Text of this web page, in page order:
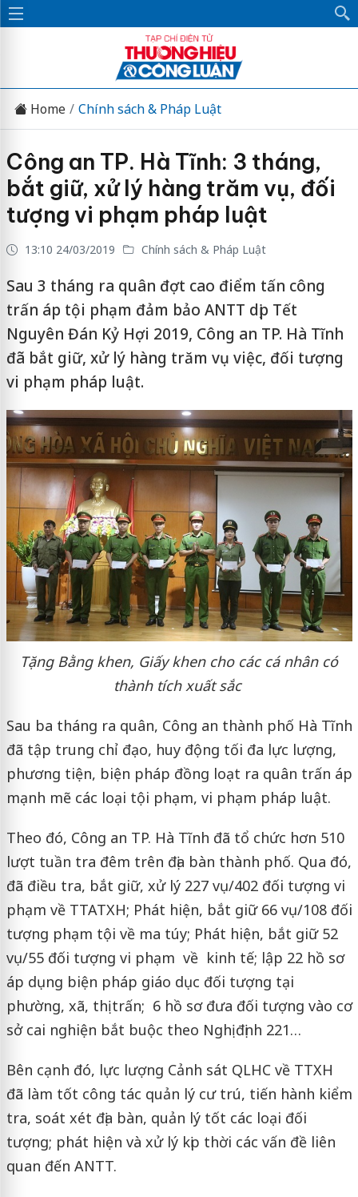
Home Chính sách & Pháp Luật
Công an TP. Hà Tĩnh: 3 tháng,
bắt giữ, xử lý hàng trăm vụ, đối
tượng vi phạm pháp luật
13:10 24/03/2019 Chính sách & Pháp Luật
Sau 3 tháng ra quân đợt cao điểm tấn công
trấn áp tội phạm đảm bảo ANTT dịp Tết
Nguyên Đán Kỷ Hợi 2019, Công an TP. Hà Tĩnh
đã bắt giữ, xử lý hàng trăm vụ việc, đối tượng
vi phạm pháp luật.
Tặng Bằng khen, Giấy khen cho các cá nhân có
thành tích xuất sắc
Sau ba tháng ra quân, Công an thành phố Hà Tĩnh
đã tập trung chỉ đạo, huy động tối đa lực lượng,
phương tiện, biện pháp đồng loạt ra quân trấn áp
mạnh mẽ các loại tội phạm, vi phạm pháp luật.
Theo đó, Công an TP. Hà Tĩnh đã tổ chức hơn 510
lượt tuần tra đêm trên địa bàn thành phố. Qua đó,
đã điều tra, bắt giữ, xử lý 227 vụ/402 đối tượng vi
phạm về TTATXH; Phát hiện, bắt giữ 66 vụ/108 đối
tượng phạm tội về ma túy; Phát hiện, bắt giữ 52
vụ/55 đối tượng vi phạm về kinh tế; lập 22 hồ sơ
áp dụng biện pháp giáo dục đối tượng tại
phường, xã, thị trấn; 6 hồ sơ đưa đối tượng vào cơ
sở cai nghiện bắt buộc theo Nghị định 221…
Bên cạnh đó, lực lượng Cảnh sát QLHC về TTXH
đã làm tốt công tác quản lý cư trú, tiến hành kiểm
tra, soát xét địa bàn, quản lý tốt các loại đối
tượng; phát hiện và xử lý kịp thời các vấn đề liên
quan đến ANTT.